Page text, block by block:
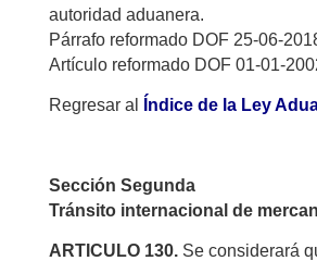
autoridad aduanera.
Párrafo reformado DOF 25-06-
Artículo reformado DOF 01-01-
Regresar al Índice de la Ley
Sección Segunda
Tránsito internacional de
ARTICULO 130.Se considerará